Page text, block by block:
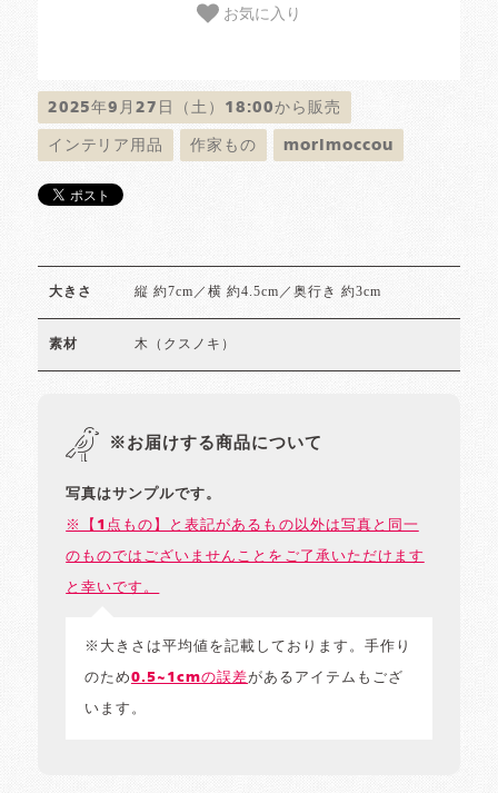
お気に入り
2025年9月27日（土）18:00から販売
インテリア用品 作家もの morimoccou
大きさ 縦 約7cm／横 約4.5cm／奥行き 約3cm
素材 木（クスノキ）
※お届けする商品について
写真はサンプルです。
※【1点もの】と表記があるもの以外は写真と同一
のものではございませんことをご了承いただけます
と幸いです。
※大きさは平均値を記載しております。手作り
のため0.5~1cmの誤差があるアイテムもござ
います。